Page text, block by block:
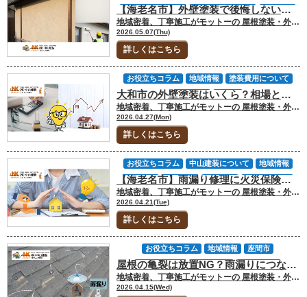
費用について
【海老名市】外壁塗装で後悔しない業者選び｜見積もり前に確認したい判断基準を解説
地域密着、丁寧施工がモットーの 屋根塗装・外壁塗装専門店の中山建装です！ 代表取締役の中山です！ 外壁塗装を検討し始めたとき、多くの方が最初に気になるのが「どの業者に頼めば失敗しないか」という声が多く寄せられます。海老名市でも複数の業者があり、価格やサービス内容に違いがあるため、何を基準に選べばよいか迷いやすい状況です。 見積もりを取っても金額や内容がバラバラで、判断が難しくなるケースも少なくありません。重要なのは、単純な価格比較ではなく「どこを見て判断するか」を知ることです。 今回のお役立ちコラムでは「海老名市での外壁塗装業者選び」について解説します。 [myphp file="comContactL"] 外壁塗装で失敗しないための業者選びの基本判断基準 外壁塗装の業者選びで後悔するケースの多くは「何を基準に比較すべきか」が曖昧なまま決めてしまうことにあります。見積もり金額だけを見て判断すると、工事内容の違いに気づかず、結果的に想定していた品質とズレが生じることがあります。 海老名市でも、同じような坪数・条件の住宅でも見積もり金額に差が出るのは、使用する塗料や下地処理、施工工程の違いが影響しています。そのため、価格だけでなく「どのような工事をするのか」「どこまで対応するのか」を確認することが重要になります。 ・見積書の内訳が具体的に記載されているか ・現地調査の内容が説明されているか ・塗料や施工工程について説明があるか ・保証内容が明確に提示されているか ・地域での施工実績や対応体制があるか これらはすべて、工事の品質や対応力を判断するための基本的なポイントです。いずれかが曖昧な場合は、比較検討の段階で注意が必要になります。 見積もり金額だけで判断すると失敗する理由 一見すると安い見積もりでも、必要な工程が省略されている場合、数年後に再塗装が必要になる可能性があります。逆に高額な見積もりでも、内容が適切であれば長期的に見てコストパフォーマンスが良いケースもあります。 外壁塗装の見積もりは、業者によって金額に差が出ることが一般的です。しかし、その差は単純な価格競争によるものではなく、工事内容の違いによって生じている場合が多くあります。 ▼海老名市の外壁塗装費用相場を確認する▼【海老名市】外壁塗装の費用相場はいくら？見積もり前に知るべき価格の考え方 診断内容で業者の質が分かる理由 業者の質を見極めるうえで重要になるのが、現地調査と診断内容です。外壁塗装は建物ごとに状態が異なるため、事前の診断が不十分な場合、適切な工事内容を提案できない可能性があります。実際の現場では、外壁の劣化状況だけでなく、シーリングの状態や付帯部の劣化など、複数の要素を確認する必要があります。 調査時に具体的な説明があるかどうかも重要なポイントです。どの部分がどのように劣化しているのか、それに対してどのような対応が必要なのかが明確に説明されていれば、工事内容の信頼性も高くなります。 ▼海老名市でチェックすべき外壁劣化症状はこちら▼海老名市の外壁塗装でチェックすべき劣化症状の一覧と対策ガイド 海老名市で注意すべき業者の特徴 海老名市では、地域密着型の業者と広範囲で営業している業者が混在しています。そのため、対応体制や施工の仕組みにも違いがあります。例えば、自社施工を行っている業者と下請けに依頼する業者では、工事の管理体制や品質のばらつきに差が出ることがあります。 また、訪問営業を中心に活動している業者の場合、即決を促されるケースもあるため、冷静に比較することが重要です。すぐに契約するのではなく、複数の見積もりを取り、内容を比較したうえで判断することが後悔しない選択につながります。 見積もり前に確認すべき重要ポイント 外壁塗装の業者選びでは、見積もりを取ってから比較するのではなく、その前段階で確認すべきポイントを押さえておくことが重要です。海老名市でも、複数の業者から見積もりを取ったものの、内容の違いが分からず判断できないという相談は多く見られます。あらかじめチェックする基準を持っておくことで、見積もりの内容を正しく読み取ることができ、結果として判断の精度が上がります。 ・見積書の項目が「一式」ではなく内訳で記載されているか ・塗料の種類やメーカー、施工回数が明記されているか ・下地処理の内容が具体的に説明されているか ・保証内容（年数・範囲・条件）が提示されているか ・施工体制（自社施工か外注か）が明確になっているか これらを事前に確認しておくことで、見積もりを比較する際の軸が明確になります。 見積書の見方とチェックすべき項目 見積書を見る際に最も注意すべきなのが「一式」という表記の多さです。一式表記は内容が分かりにくく、どこまでの作業が含まれているのか判断しづらくなります。 また、塗料についても具体的な商品名やメーカーが記載されているかを確認する必要があります。単に「シリコン塗料」と書かれているだけでは、性能や耐久性の判断ができません。施工回数についても、下塗り・中塗り・上塗りの回数が明記されているかを確認することで、適切な施工が行われるかどうかを判断できます。 ▼外壁塗装の見積書の見方を詳しく確認する▼見積りの見方を覚えよう｜【海老名市で外壁塗装・屋根塗装をするなら中山建装】 保証内容と工事後の対応の違い 保証は外壁塗装の安心材料のひとつですが、その内容には大きな差があります。保証年数だけで判断するのではなく「どの範囲まで保証されるのか」「どのような条件で適用されるのか」を確認することが重要です。 さらに、工事後の対応体制も確認しておく必要があります。保証期間内であっても、実際に対応してもらえる体制が整っていなければ意味がありません。地域密着で対応している業者かどうか、トラブル時に迅速に対応できるかといった点も、判断材料として重要になります。 地域対応と施工体制の確認ポイント 施工体制は、工事の品質や対応スピードに直結する要素です。自社施工の場合は、職人との連携が取りやすく、品質管理がしやすい傾向があります。一方で、下請け業者に依頼するケースでは、仕上がりにばらつきが出る可能性があります。 また、海老名市のようなエリアでは、地域に拠点があるかどうかも重要なポイントになります。近隣での施工実績がある業者であれば、地域特有の環境や建物の傾向を把握しているため、適切な提案を受けやすくなります。加えて、工事後の点検やトラブル対応も迅速に行える可能性が高くなります。業者選びでは、こうした体制面も含めて確認することが重要です。 ▼施工体制や下請けの有無について確認する▼プロタイムズは自社施工？それとも下請けの業者を使う？ [myphp file="comContactL"] FAQ｜海老名市の外壁塗装業者選びについてよくある質問 海老名市で外壁塗装業者を選ぶ際は、価格の安さだけでなく、診断内容・見積書の分かりやすさ・保証内容・施工体制を総合的に確認することが大切です。ここでは、見積もり前に多くの方が迷いやすいポイントを整理します。 Q.海老名市で外壁塗装業者を選ぶとき、最初に何を確認すべきですか？ まず確認したいのは、現地調査を丁寧に行い、劣化状況を具体的に説明してくれるかどうかです。外壁塗装は建物の状態によって必要な工事内容が変わるため、診断が曖昧なまま見積もりを出す業者には注意が必要です。 また、見積書の内訳が分かりやすいかも重要です。塗料名、施工回数、下地処理、シーリング工事、付帯部塗装などが具体的に記載されていれば、他社との比較もしやすくなります。 Q.外壁塗装の見積もりは安い業者を選んでも大丈夫ですか？ 安い見積もりが必ず悪いわけではありません。しかし、必要な下地処理や塗装工程が省かれている場合、数年後に剥がれや色あせが起こり、結果的に高くつくことがあります。 そのため、金額だけで判断するのではなく「なぜその金額なのか」を確認することが大切です。使用する塗料、施工範囲、保証内容、工事後の対応まで比較すると、納得できる業者を選びやすくなります。 Q.地域密着の外壁塗装業者を選ぶメリットはありますか？ 地域密着の業者は、海老名市周辺の住宅環境や気候、建物の傾向を把握しているため、地域に合った提案を受けやすい点がメリットです。工事後に気になる点が出た場合も、近隣対応できる体制があると相談しやすくなります。 ただし、地域密着という言葉だけで判断するのは避けましょう。施工実績、保証内容、説明の分かりやすさ、担当者の対応まで確認し、安心して任せられるかを見極めることが大切です。 海老名市で外壁塗装業者選びに迷ったら中山建装にご相談ください 海老名市で外壁塗装業者を選ぶ際は、見積もり金額だけで決めるのではなく、診断内容・見積書の内訳・施工体制・保証内容を確認することが大切です。安さだけで判断してしまうと、必要な工程が不足していたり、工事後の対応に不安が残ったりする可能性があります。 しかし、複数の業者を比較しても、専門的な内容まで正確に判断するのは簡単ではありません。だからこそ、見積もり前の段階で「どこを確認すべきか」を知り、納得できる説明をしてくれる業者を選ぶことが、後悔しない外壁塗装につながります。 中山建装では、海老名市で外壁塗装を検討している方に向けて、住まいの状態に合わせたご相談を承っています。問い合わせフォームからのお問い合わせ、メール、電話でのご相談、ショールームへの来店など、ご都合に合わせてお気軽にご相談ください。 [myphp file="comContactL"] ▼合わせてチェック▼中山建装の施工事例 中山建装塗装専門ショールーム 厚木店 中山建装塗装専門ショールーム 大和店 中山建装の無料屋根外壁診断
2026.05.07(Thu)
詳しくはこちら
塗装工事について
塗装費用について
外壁塗装
業者選び
見積りについて 費用について
大和市の外壁塗装はいくら？相場と見積もりの注意点
地域密着、丁寧施工がモットーの 屋根塗装・外壁塗装専門店の中山建装です！ 代表取締役の中山です！ 大切なお住まいの資産価値を左右する外壁塗装ですが、検討を始めると「結局いくらかかるのが正解なの？」という疑問が真っ先に浮かぶはずです。住宅地が密集し、エリアによって環境も多様な神奈川県大和市では、建物の大きさや劣化状況によって費用に幅が出るのが実情です。 相場を知らないまま見積もりを依頼してしまうと、不当な高値を提示されたり、逆に安すぎて手抜き工事をされたりといったトラブルを招く恐れがあります。今回のお役立ちコラムでは、30坪・40坪といった坪数ごとの目安から活用できる最新の補助金情報、そして後悔しないための考え方までプロの視点でくわしくお話していきます。 ▼合わせて読みたい▼大和市で外壁塗装を考え始めたら読むコラム｜費用相場と施工事例を中山建装が紹介 [myphp file="comContactL"] 大和市における外壁塗装の費用相場｜20坪・30坪・40坪・50坪 一般的に、外壁塗装の総額ボリュームゾーンは80万円から150万円前後といわれています。この金額には、塗料代だけでなく、足場代、高圧洗浄代、養生費、人件費などがすべて含まれます。 延べ床面積ごとの外壁＋屋根塗装の費用目安 大和市は小田急江ノ島線や相鉄本線沿いを中心に、築20年から30年を経過した一戸建てが多く、塗り替え需要が高いのが特徴です。建物の大きさ（延べ床面積）ごとの目安をまとめました。 延べ床面積 外壁塗装の費用目安 外壁＋屋根塗装の費用目安 20坪 60万円〜90万円 80万円〜110万円 30坪 80万円〜120万円 100万円〜140万円 40坪 100万円〜140万円 120万円〜170万円 50坪 120万円〜170万円 150万円〜200万円 ※シリコン塗料を使用した場合の目安です。使用する塗料のグレードや付帯部の塗装範囲によって変動いたします。 同条件にそろえると「見え方が変わる」 費用の幅が広いのを見て単純に「高い会社と安い会社」と捉えると失敗します。価格表に含めている工事範囲と前提条件が各社で違うからです。 たとえば30坪56.7万円という表記でも、付帯部の有無で費用は大きく変わります。 「足場＋破風＋軒天＋板金＋外壁を含む」と明記する会社もあれば、含んでいない金額を提示しているところもあるのです。 一方、足場・高圧洗浄・外壁・軒天・破風板・木部・雨戸・雨樋・鉄部は含むが、屋根・目地コーキング・3階建ては別途にしているところもあります。 税込か税別でも費用は大きく変わるのです。同じ「30坪」の価格表でも「何を含むか」「別途の要素は何か」「税込か税別か」をそろえて比較しないと失敗します。 ▼合わせて読みたい▼大和市で外壁塗装｜複数業者から見積もりを取る際のコツとは？ 費用の内訳を知ることで「適正価格」が見えてくる 見積書の妥当性を判断するために、費用の構成要素を知っておきましょう。 1.塗料代（約20％） シリコンやフッ素、無機など種類により価格が変わります。高機能塗料は単価が上がりますが、耐用年数が長く塗り替え回数を減らせるため、長期的なコストパフォーマンスは良くなります。 2.足場代（約20％） 高品質な工事に不可欠な費用です。大和市の住宅密集地などで隣家との距離が近い場合は、特殊な足場組みが必要になり費用が加算されるケースもございます。 3.施工費・人件費（約30％） 適切な乾燥時間を守り、丁寧に「下塗り・中塗り・上塗り」をおこなうための工数です。この費用を極端に削っている見積もりは、手抜きのサインかもしれません。 4.補修費（シーリング等） 外壁の目地にあるゴム状のシーリング（コーキング）の打ち替え費用です。実はここが雨漏り防止の要であり、劣化が激しい場合は追加の補修費がかかります。見積書に「一式」としか書かれていない場合は、どのような作業が含まれるのかを必ず確認することが大切です。 5.利益・諸経費（約30％） アフターフォローや保証のための経費です。万が一の不具合時にすぐに駆けつけるための「安心料」ともいえます。 [myphp file="comContactL"] 大和市特有の環境が費用に影響するケース 住んでいるエリアの環境によって補修内容が変わり、見積もり額に影響を与えることがあります。 厚木基地周辺と「住宅防音工事」の兼ね合い 大和市の一部エリアでは防音工事の助成対象となる住宅が多くあります。防音工事そのものは国の補助でおこなわれますが、外壁塗装は対象外となることが一般的です。 ですが、防音工事に合わせて足場を共有したり、防音効果を損なわない塗装計画を立てたりすることで、効率的なメンテナンスが可能になります。 自然豊かなエリアとカビ・コケ対策 泉の森周辺など自然が多く湿気がこもりやすいエリアや、日当たりの悪い北側の壁面では、コケや藻が発生しやすくなります。 この場合、通常の洗浄だけでなく「バイオ洗浄」による除菌が必要になり、通常より費用が上乗せされる場合がございます。 「安さ」だけで選ぶと失敗する理由 「相場を大きく下回る見積もり」には必ず理由があります。塗料を規定以上に薄めたり、3回塗るべき工程を2回に減らしたりすれば、材料費と人件費は大幅にカットできます。 ですが、それでは数年で塗装が剥がれ、結局は塗り直しによる余計な出費を招くだけです。中山建装では事前の現地調査を徹底し、追加費用が発生しない正確なお見積もりをお出しすることを信条としております。 見積もりが妥当か判断する比較軸｜合計ではなく「数量×仕様」 見積もり比較は合計金額だけでやると高確率で失敗します。現場側から見て、後悔の芽を潰す手順は決まっています。 相見積もりは「7項目＋数量」でそろえて初めて機能する 最低限そろえる軸は、次の7つです。ここが揃うと、金額差の理由が説明できるようになります。 足場（条件の前提付き） 洗浄（方法の違い） 下地補修（種類と数量） シーリング（方式・m数・材料） 塗装（下塗り/中塗り/上塗り：材料名と回数） 付帯部（範囲の明確化） 養生・清掃・廃材（範囲） 価格表に「工事費コミコミ」とあっても、劣化状況次第で追加見積になる注意書きは普通に入ります。契約前に追加に関する情報を担当者と話し合い、内容を固めておいたほうがいいのです。 追加費用を封じる契約術｜条件・上限・手順を文書化 追加費用は「出る条件を先に決めて出し方を固定する」ことが重要となります。変更内容や費用のほか、負担者などを文書で記録し、保存することが重要なのです。 最低ラインは「追加が発生する条件」「上限の考え方」「見積提示→書面承認→着手の手順」です。この3点が曖昧だと、揉める余地が残ることになります。 工期短縮は危険 外壁塗装の失敗は、塗料の名前より乾燥条件で起きます。工程表を見て、塗り重ね間隔を守れるか？雨・結露条件で止める運用があるか？確認してください。「いつでも塗れます」「予定どおり進めます」といった説明だけだと危険です。逆に、止める条件を先に言える会社は工程管理の型を持っています。 【2026年度版】大和市で活用できる補助金と補助金・助成金以外の節約術 費用を抑えるためには、自治体の制度や知恵を賢く使うことが重要です。 大和市不燃化・バリアフリー化改修補助金：2026年4月1日から受付が始まっている制度です。不燃化に資する軒裏などの改修を含む場合、上限20万円の補助を受けられる可能性があります。 みらいエコ住宅2026事業：遮熱塗料などを使用する場合に活用できる場合がございます。 屋根と外壁をセットで依頼：足場代を1回分（約15万円から20万円）節約が可能です。 火災保険の活用：台風による被害（棟板金の浮きなど）がある場合、保険金によって実質的な自己負担を軽減できるケースもございます。 [myphp file="comContactL"] FAQ｜大和市の外壁塗装費用についてよくある質問 大和市で外壁塗装を検討される方からは、30坪・40坪の費用目安だけでなく「見積もりが高いのか安いのか判断できない」「補助金は使えるのか」「屋根も一緒に塗ったほうがよいのか」といったご相談を多くいただきます。 ここでは、外壁塗装の費用で迷いやすいポイントを整理してお答えします。 Q.大和市で外壁塗装をする場合、30坪・40坪ではいくらくらい見ておけばよいですか？ 30坪の住宅であれば、外壁塗装のみで80万円〜120万円前後、外壁と屋根を同時に塗装する場合は100万円〜140万円前後がひとつの目安です。40坪の場合は、外壁塗装のみで100万円〜140万円前後、外壁と屋根を合わせると120万円〜170万円前後を見ておくとよいでしょう。 ただし、これはあくまで一般的な目安です。外壁材の種類、劣化状況、シーリングの傷み、付帯部の塗装範囲、足場の組みやすさによって金額は変わります。大和市は住宅が密集している地域もあるため、現地確認をしたうえで見積もりを判断することが大切です。 Q.外壁塗装の見積もりが相場より安い場合は注意したほうがよいですか？ 相場より安い見積もりがすべて悪いわけではありませんが、極端に安い場合は注意が必要です。外壁塗装の費用には、塗料代、足場代、高圧洗浄、養生、下地補修、人件費、保証やアフターフォローの費用が含まれます。 どこかを大きく削れば、総額は安く見せることができます。しかし、下地補修が不十分だったり、塗布量や乾燥時間が守られていなかったりすると、数年で剥がれや色あせが起こる可能性があります。見積書では金額だけでなく、塗装面積、使用塗料、塗装回数、シーリング工事の範囲、保証内容まで確認しましょう。 Q.大和市で外壁塗装費用を抑える方法はありますか？ 費用を抑える方法としては、まず屋根塗装や付帯部塗装を同時に検討することが挙げられます。外壁と屋根を別々に工事すると、そのたびに足場代がかかるため、結果的に総額が高くなることがあります。 また、大和市の補助制度や国の住宅関連事業が活用できるケースもあるため、工事内容が制度の対象に該当するか確認することも大切です。ただし、補助金ありきで工事内容を決めるのではなく、住まいに本当に必要な補修を優先しましょう。 大和市の外壁塗装費用は相場だけで決めず、中山建装の無料診断で適正価格を確認しましょう 大和市で外壁塗装を検討する際は、30坪・40坪の費用相場を知ることも大切ですが、それだけで業者を選ぶのはおすすめできません。 同じ坪数でも、外壁材の種類、シーリングの劣化、屋根や付帯部の状態、周辺環境によって必要な工事内容は変わります。安さだけで決めてしまうと、数年後の再施工や雨漏りにつながる恐れもあります。 中山建装では、現地調査を丁寧におこない、必要な工事をわかりやすくご説明したうえで、お住まいに合った見積もりをご提案しています。 大和市で外壁塗装の費用に不安がある方は、問い合わせフォームからのお問い合わせ、メール、電話でのご相談、ショールームへの来店など、ご都合のよい方法でお気軽にご相談ください。 ▼合わせてチェック▼ 中山建装塗装専門ショールーム 厚木店 中山建装塗装専門ショールーム 大和店
2026.04.27(Mon)
詳しくはこちら
お役立ちコラム 地域情報
塗装費用について
外壁塗装
大和市
【海老名市】雨漏り修理に火災保険は使える？適用条件・申請の流れ・注意点を解説
地域密着、丁寧施工がモットーの 屋根塗装・外壁塗装専門店の中山建装です！ 代表取締役の中山です！ 天井からの滴りや壁への染み出しなど、大切な家財や建物を傷める雨漏りは、生活の平穏を奪う緊急事態です。とくに、住宅街が広がる神奈川県海老名市では、一軒一軒の資産価値を守るためにも迅速かつ確実な修繕が求められます。ただ、突然の出費に「修理費用がいくらかかるのか」と不安を感じる方も多いはずです。 そこで知っておきたいのが火災保険の活用です。条件を満たせば、保険金によって自己負担を最小限に抑えながら住まいを再生できます。今回のお役立ちコラムでは、保険適用の「真実」と失敗しないための申請術について、プロの視点でくわしくお話ししていきます。 ▼合わせて読みたい▼ 【厚木・大和・座間】火災保険で直す台風被害｜申請の落とし穴 [myphp file="comContactL"] 火災保険が適用される雨漏りの「正体」 火災保険はその名称から火事専用と思われがちですが、実態は「住まいの総合保険」です。雨漏りにおいて保険が適用されるのは、主に「風災・雹（ひょう）災・雪災」という自然災害が原因である場合に限られます。 海老名市で多い「風災」の事例 海老名市内でも、台風や春一番などの強風後に「屋根の棟板金（てっぺんの金属板）が浮いた」「飛来物で外壁が割れた」といった被害が散見されます。こうした、目に見える破壊を伴う突発的な事故こそが保険の対象です。「急激かつ偶然な外因」によって雨水の侵入経路が作られたとき、火災保険は強力な味方となります。 見落としがちな雹（ひょう）と雪の爪痕 あまり意識されませんが、雹によって屋根材にひびが入ったり、雪の重みで雨樋が歪んでオーバーフローしたりすることも立派な自然災害です。災害直後には気づかなくても、時間が経ってから雨漏りとして表面化することもあります。 保険適用の壁となる「経年劣化」という判断 申請において最大の難所となるのが、「自然災害による破損」か「単なる寿命（経年劣化）」かという切り分けです。残念ながら、築年数に伴う防水機能の低下や、シーリングの摩耗を放置したことによる雨漏りは保険の対象外となります。 保険会社は「維持管理の範疇」とみなすためです。どちらに該当するかを曖昧なまま申請しても、認定されることはありません。だからこそ、中山建装のような一級塗装技能士が在籍するプロによる「根拠のある調査」が不可欠なのです。 ▼合わせて読みたい▼ 意外と知らない雨漏りの火災保険適用条件｜【座間市で外壁塗装・屋根塗装をするなら中山建装】 失敗しないための申請プロセス 保険申請を成功させる鍵は、保険会社に連絡する「前」の準備にあります。 1.有資格者による「証拠」の収集 まずは中山建装へ現地調査をご依頼ください。保険申請には、被害箇所を特定した鮮明な写真と、その損害を直すための正確な見積書が必要です。とくに屋根の上など、一般の方では立ち入れない場所の被害を、プロの目で「災害の痕跡」として記録することが認定率を大きく左右します。 2.診断報告書の作成と保険会社への通知 調査結果をもとに、中山建装では詳細な「雨漏り診断報告書」を作成します。これを携えて、お客様ご自身から保険会社へ事故の報告をおこなっていただきます。この際、いつの災害でどのような被害が出たのかを理論的に伝えることが重要です。 3.鑑定人による審査と入金 提出書類に基づき、保険会社側から派遣された鑑定人が現地を確認する場合があります。被害が認められれば保険金額が決定し、お客様の口座へ振り込まれます。入金を確認してから工事の契約を交わすことで、金銭的なリスクを負わずに修理をスタートできるのです。 [myphp file="comContactL"] 申請時に絶対に守るべき注意点 火災保険は非常に便利な制度ですが、本来受け取れるはずの正当な権利を守るためには、いくつか知っておかなければならない注意点がございます。良かれと思っておこなった行動や、安易な自己判断が原因で申請が通らなくなってしまうケースも少なくありません。 時効の壁と、悪質な勧誘への警戒 まず、火災保険の請求には「3年」という明確な期限が定められています。これを過ぎてしまうと、たとえ被害が事実であっても時効によって申請が認められなくなります。何より、被害発生から時間が経過するほど「自然災害なのか、それとも時間の経過による劣化なのか」の判別がプロの目でも困難になり、保険会社の認定ハードルが上がってしまうのです。 また、近年海老名市周辺でも「保険を使えばタダで直せる」といった甘い言葉で、強引に契約を迫る業者のトラブルが報告されています。なかには、本来対象外の箇所まで無理に申請を促すような悪質なケースもあり、結果としてお客様自身がトラブルに巻き込まれる恐れもございます。 中山建装が海老名市の雨漏り修理で支持される理由 海老名市の住環境を知り尽くしているからこそ、提供できる価値があります。 屋根裏まで入る「執念」の調査 表面的な不具合だけでなく、必要があれば屋根裏まで潜り込み、雨染みの形や色から「いつ頃から、何が原因で」漏れているのかを特定します。一級塗装技能士や外装劣化診断士が作成するこの「根拠ある報告書」は、保険会社に対しても高い説得力を持ちます。 地域密着の機動力と誠実な姿勢 雨漏りは待ってくれません。海老名市をスピード対応エリアとする機動力を活かし、迅速に駆けつけます。診断やお見積もりは無料です。7,000件を超える実績を背景に、保険活用の可否を含めた最適なプランをご提案します。 火災保険活用の重要ポイント 保険申請の全体像を、分かりやすく整理しました。 項目 内容のポイント 適用の大原則 台風、強風、雹、雪などの「自然災害」が原因であること 申請の秘訣 鑑定人が納得できる「論理的な診断報告書」を添えること 自己負担の軽減 修理代だけでなく、足場費用なども対象になる場合がある 注意すべき期限 被害を受けてから3年。早めの調査が認定への近道 申請に必要な「三種の神器」 これらはすべて、中山建装が作成・サポートいたします。 高精度な被害写真（一級塗装技能士が危険な高所を撮影します） 適正な修理見積書（過剰請求ではない、信頼される見積もりです） 詳細な調査報告書（被害の原因をプロの視点で解説した書類です） 海老名市での豊富な経験を活かし、難しい保険申請や雨漏りの根本解決に向けて、有資格者が誠実に向き合うことをお約束します。 ▼合わせて読みたい▼【座間市】火災保険で雨漏り修理はできる？申請の条件と注意点を解説 [myphp file="comContactL"] FAQ｜海老名市の雨漏り修理と火災保険についてよくある質問 雨漏りと火災保険の関係は、一般の方にとって分かりにくい部分が多くあります。とくに海老名市で突然の雨漏りが起きた場合、「これは保険の対象になるのか」「先に修理しても大丈夫か」「どこに相談すればよいのか」で迷う方が少なくありません。大切なのは、自己判断で進めず、原因と被害状況を整理したうえで適切に申請することです。 ここでは、海老名市で雨漏り修理と火災保険の相談を検討している方からよくいただく質問に、中山建装の視点でお答えします。 Q.雨漏りならどんなケースでも火災保険は使えますか？ A.いいえ、すべての雨漏りが火災保険の対象になるわけではありません。対象になりやすいのは、台風や強風、雹、雪などの自然災害によって屋根材や棟板金、雨樋、外壁などが破損し、その結果として雨水が建物内部に侵入したケースです。 一方で、防水層の寿命、シーリングの劣化、長年のメンテナンス不足などによる雨漏りは、経年劣化と判断されやすく、補償の対象外になることが一般的です。 Q.保険申請の前に修理してしまっても問題ありませんか？ A.応急処置を除き、基本的には本格的な修理を先に進めないほうが安心です。先に工事をしてしまうと、被害状況や破損原因を保険会社へ十分に説明できず、審査で不利になる可能性があります。 まずは被害箇所の写真撮影、現地調査、見積書や報告書の準備をおこない、そのうえで保険会社へ連絡する流れが重要です。中山建装では、申請に必要な資料づくりも含めてサポートしています。 Q.火災保険の申請を相談するときは、保険会社と業者のどちらに先に連絡すべきですか？ A.まずは現地の状況を正しく把握することが大切です。そのため、雨漏りの原因や被害範囲を確認できる専門業者に相談し、その後に保険会社へ連絡する流れがスムーズです。被害の根拠が曖昧なまま申請すると、説明不足で認定が難しくなることがあります。 海老名市で雨漏りの原因調査から修理、火災保険活用の相談までまとめて進めたい場合は、中山建装のように現地確認と書類面の整理まで対応できる会社に依頼するのが安心です。 海老名市の雨漏り修理と火災保険のご相談は中山建装へ 雨漏り修理で火災保険が使えるかどうかは、「雨漏りが起きた」という事実だけでは決まりません。台風や強風、雹、雪などの自然災害が原因か、あるいは経年劣化なのかを正しく見極めることが重要です。 だからこそ、海老名市で雨漏りにお困りの際は、自己判断や訪問業者の強引な営業に流されるのではなく、まずは中山建装へご相談ください。 中山建装では、被害状況の確認から申請に必要な写真・見積書・報告書の準備、さらに根本的な修理のご提案まで丁寧に対応しています。お問い合わせフォームからのご相談はもちろん、メールやお電話でのご相談、ショールームへの来店も受け付けています。 大切なお住まいを守るためにも、不安を感じた段階で早めに中山建装へご連絡ください。 [myphp file="comContactL"] ▼合わせてチェック▼ 中山建装塗装専門ショールーム 厚木店 中山建装塗装専門ショールーム 大和店
2026.04.21(Tue)
詳しくはこちら
お役立ちコラム 中山建装について
地域情報
海老名市
火災保険 神奈川県
費用について
雨漏り
雨漏り補修 雨漏り診断
屋根の亀裂は放置NG？雨漏りにつながる理由と補修・塗装の判断基準を解説
地域密着、丁寧施工がモットーの 屋根塗装・外壁塗装専門店の中山建装です！ 代表取締役の中山です！ 厚木市、大和市、座間市、海老名市で屋根のひび割れや亀裂が気になり始めた方の中には、「少し割れているだけならまだ大丈夫では」「塗装で隠せば済むのでは」と考えている方も多いのではないでしょうか。 ですが、実際の現場では、見た目は小さな亀裂でも、その下で雨水が入り始めていたり、下地まで傷みが進んでいたりすることがあります。後悔する人は、亀裂を見つけたこと自体が問題なのではなく、「まだ軽い症状だろう」と自己判断したまま先延ばしにしてしまうことが多いです。 今回のお役立ちコラムでは、屋根の亀裂がなぜ雨漏りにつながるのか、どこまでなら補修で済むのか、塗装や修理の判断はどう考えるべきかを、中山建装が厚木市・大和市・座間市・海老名市で実際にご相談を受ける中で感じている実務感を交えて解説します。 ▼合わせて読みたい▼ガルバリウム鋼板の屋根や外壁の雨漏り対策！住宅を守る対策を中山建装が解説 [myphp file="comContactL"] 屋根の亀裂を見つけた人が、最初に誤解しやすいこと 屋根の亀裂は、外壁のひび割れと同じ感覚で見てしまうと判断を誤りやすいです。ここでは、相談現場で特に多い勘違いを整理します。最初の認識がずれると、その後の補修判断もずれてしまいます。 小さな亀裂でも、雨漏りリスクはゼロではない 屋根の亀裂というと、大きく割れていなければ平気だと思われがちです。しかし、屋根は常に雨、紫外線、熱の影響を受けています。わずかな割れでも、場所によっては雨水の入口になります。 スレートの端部に入った亀裂 棟板金まわりの割れ 谷部や取り合い付近の傷み すでに複数枚に広がっているひび割れ 特に、厚木市や大和市のように台風や強風の影響を受ける時期がある地域では、普段は問題がなくても、横殴りの雨で一気に症状が表面化することがあります。見えている亀裂の大きさだけで安全とは言い切れません。 「雨漏りしていないから大丈夫」は危ない判断 ご相談の中でかなり多いのが、「室内にシミが出ていないから急がなくてよいと思っていた」というケースです。ですが、雨漏りは屋根に異常が出た瞬間に、すぐ天井へ現れるとは限りません。防水シートや下地が一時的に受け止めている間は、室内からは分かりにくいこともあります。 状況 よくある思い込み 実際に起きている可能性 天井にシミがない まだ漏れていない 屋根下で浸水が進行中 晴れの日は問題ない 深刻ではない 強い雨で再発しやすい 1枚だけ割れている 今すぐではない 周辺材も劣化していることがある 表にすると単純ですが、実際はこのズレが一番大きいです。表面化してから動くと、補修だけでは済まないこともあります。 亀裂がある屋根に、塗装だけで対応できるとは限らない 屋根塗装は大事なメンテナンスですが、亀裂のある屋根に対して万能ではありません。塗装は防水性や美観の回復に役立ちますが、割れた屋根材そのものを元に戻す工事ではないからです。 割れの補修が先か 差し替えが必要か そもそも塗装向きの状態か 下地や防水シートまで傷んでいないか この見極めを飛ばして「塗れば安心」と進めると、見た目はきれいでも不安だけが残ります。亀裂のある屋根は、まず補修や修理の視点で見ることが大切です。 ▼合わせて読みたい▼棟板金のメンテナンスの重要性｜手入れ不足で雨漏りになるメカニズム 雨漏りにつながる亀裂と、補修・塗装の判断基準 ここがこの記事の中核です。屋根に亀裂があったとき、補修でよいのか、塗装も必要なのか、もっと大きな工事を考えるべきなのか。現場での判断基準を、できるだけ分かりやすく整理します。 補修で済みやすい亀裂と、早めの修理が必要な亀裂は違う すべての亀裂が同じ重さではありません。単発で軽微なものと、雨漏りの入口になりやすいものでは、考え方が変わります。 亀裂の状態 初期対応の考え方 注意点 1〜2枚の軽微な割れ 補修や部分差し替えを検討 周辺材も確認する 割れが複数箇所にある 部分補修だけで済むか要確認 劣化全体を診る必要あり 棟・谷・取り合い付近の亀裂 雨漏り視点で優先調査 見た目以上に危険な場合あり 下地傷みが疑われる 補修以上の工事も検討 塗装だけでは不十分 大切なのは、屋根材そのものだけを見ないことです。割れた理由が経年劣化なのか、踏み割れなのか、下地のたわみなのかで対処は変わります。 補修費用が安く見えても、原因未解決なら意味が薄い 「とりあえずコーキングで埋めれば安く済むのでは」と考える方もいます。確かに応急的な補修で一時的に持つ場合はあります。ただ、原因の見極めなしに安い補修だけを選ぶと、結果的に再発して費用が増えることがあります。 割れた1枚だけを直しても周辺が限界なら再発しやすい 雨の流れを変える部分の傷みは表面補修だけでは足りない 防水シート側の問題があると屋根材補修だけでは不十分 応急処置と恒久的な修理は別物 私たち中山建装でも、修理費用のご相談を受けた際は、安い方法があるかではなく、今の状態に対して再発しにくいかを重視してお伝えしています。費用を抑えること自体は大事ですが、安く直したつもりが雨漏りでやり直しになれば本末転倒です。 塗装を考えてよい屋根、塗装より修理を優先すべき屋根 屋根の亀裂が気になっている方の中には、「せっかく足場を組むなら塗装も一緒に」と考える方も多いです。その考え方自体は自然ですが、順番を間違えないことが重要です。 状態 優先すべきこと 塗装の考え方 軽微な補修で安定する 補修後に塗装を検討 メンテナンスとして有効 割れが広範囲にある 修理方法の再検討 塗装先行は危険 雨漏りが疑われる 原因調査と修理が先 原因未解決では不可 下地劣化が進んでいる カバーや葺き替えも視野 塗装では解決しない 見た目を整える工事と、雨水を止める工事は役割が違います。ここを混同しないことが、屋根工事で失敗しない一番大きなポイントです。 ▼合わせて読みたい▼屋根に生える苔の問題点｜苔・カビ・藻によるサビが建物を劣化させる [myphp file="comContactL"] 屋根の亀裂を見つけたあと、どう動けば後悔しにくいか 知識として理解していても、実際に自宅の屋根に亀裂を見つけると迷うものです。最後に、読者の方が次に取るべき行動を整理します。ここでは「何を確認して、何を相談するか」を具体化します。 まずは自分で直そうとせず、状態確認を優先する 屋根の亀裂を見つけたときに、脚立で上がって自分で確認したくなる方もいますが、これはおすすめできません。転落の危険があるだけでなく、踏み方によっては割れを広げてしまうこともあるからです。 無理に屋根へ上がらない 地上から見える範囲だけ確認する 気になる箇所は写真に残す 室内の天井や壁のシミも確認する 特にスレート屋根は、見た目以上に繊細なことがあります。安全面でも、診断精度の面でも、まずは状態確認を正しく進めることが大切です。 相談時は「どこが悪いか」より「どう判断したか」を聞く 業者へ相談するとき、読者の方はつい「直せますか」「いくらですか」と聞きたくなります。もちろん大事な質問ですが、それだけだと判断材料が足りません。むしろ大事なのは、その会社がどういう根拠で補修・塗装・交換を提案しているかです。 亀裂の原因をどう見ているか 雨漏りリスクをどこで判断しているか 補修で足りる理由は何か 逆に塗装では危ない理由は何か この説明が具体的な会社ほど、工事内容にも納得しやすいです。価格だけでなく、判断の筋道を聞くことが失敗防止につながります。 中山建装が厚木市・大和市・座間市・海老名市で大切にしていること 中山建装では、屋根の亀裂に関するご相談をいただいたとき、最初から塗装ありきで話を進めることはしていません。なぜなら、亀裂のある屋根は「塗るかどうか」より先に、「今どこまで傷んでいて、何を止めるべきか」を見極める必要があるからです。 雨漏りの有無だけで判断しない 屋根材だけでなく周辺部も確認する 補修で済むのかを先に整理する 必要があれば修理費用の考え方まで丁寧に伝える 地域密着でご相談を受けていると、読者の方が本当に知りたいのは営業トークではなく、「自分の家は今どの段階なのか」という整理だと感じます。 ▼合わせて読みたい▼屋根修理のカバー工法VS葺き替え｜基礎知識とメリット・デメリット徹底解説 FAQ｜厚木市・大和市・座間市・海老名市の屋根の亀裂・雨漏りでよくある質問 ここでは、屋根の亀裂や雨漏りについて実際によくいただく質問をまとめます。判断を急ぎすぎないためにも、気になる点を先に整理しておきましょう。 Q1.屋根の亀裂が1枚だけなら放置しても大丈夫ですか？ おすすめしません。1枚だけに見えても、周辺の屋根材も同じように劣化している可能性があります。さらに、割れた場所が雨水の通り道に近いと、少ない雨でも浸水のきっかけになります。 Q2.屋根の亀裂は塗装で直せますか？ 塗装は割れた屋根材そのものを元に戻す工事ではありません。軽微な補修と併用することはありますが、亀裂の原因や範囲によっては、補修や差し替え、場合によっては別の工法が優先です。 Q3.修理費用はどれくらい見ておけばよいですか？ 症状によって差が大きいため、一律には言えません。部分補修で済むケースもあれば、雨漏り調査や下地確認が必要なケースもあります。 状態の目安 費用の考え方 ポイント 軽微な部分補修 比較的抑えやすい ただし原因確認は必要 複数箇所の補修 内容次第で増える 周辺劣化も要確認 雨漏りを伴う 調査と修理で変動大 表面補修だけでは危険 Q4.雨漏りしてから相談したほうがよいですか？ それは避けたほうがよいです。雨漏りが室内に出た時点で、すでに屋根の下で傷みが進んでいることがあります。屋根の亀裂を見つけた段階で相談したほうが、工事の選択肢も残りやすいです。 [myphp file="comContactL"] 厚木市・大和市・座間市・海老名市で屋根の亀裂や雨漏りに迷ったら中山建装へ 屋根の亀裂は、見た目が小さいからといって軽く考えてよい症状ではありません。実際に大切なのは、割れがあるかどうかだけでなく、それが雨漏りにつながる位置なのか、補修で止められる段階なのか、塗装を考えてよい状態なのかを正しく見極めることです。ここを間違えると、判断ミスがそのまま修理費用の増加につながります。 中山建装では、厚木市・大和市・座間市・海老名市で、屋根の亀裂や雨漏りに不安を感じている方に対して、いきなり工事を勧めるのではなく、まず今の状態を整理し、補修・修理・塗装のどれを優先すべきかを分かりやすくお伝えすることを大切にしています。まだ依頼するか決めていない段階でも構いません。 雨漏りにつながる前に見ておきたい、修理費用の考え方を知りたい、今の屋根が塗装でよいのか確認したいという比較相談でも大丈夫です。屋根の亀裂を見つけて迷っている方は、判断を先延ばしにする前に、中山建装へご相談ください。 [myphp file="comContactL"] ▼合わせてチェック▼ 中山建装塗装専門ショールーム 厚木店 中山建装塗装専門ショールーム 大和店
2026.04.15(Wed)
お役立ちコラム 地域情報
座間市
費用について
雨漏り補修 雨漏り診断